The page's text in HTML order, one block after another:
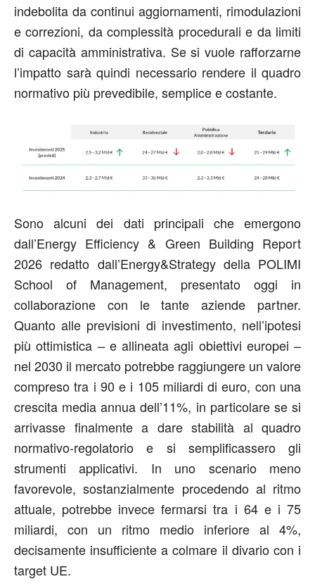
indebolita da continui aggiornamenti, rimodulazioni
e correzioni, da complessità procedurali e da limiti
di capacità amministrativa. Se si vuole rafforzarne
l’impatto sarà quindi necessario rendere il quadro
normativo più prevedibile, semplice e costante.
Sono alcuni dei dati principali che emergono
dall’Energy Efficiency & Green Building Report
2026 redatto dall’Energy&Strategy della POLIMI
School of Management, presentato oggi in
collaborazione con le tante aziende partner.
Quanto alle previsioni di investimento, nell’ipotesi
più ottimistica – e allineata agli obiettivi europei –
nel 2030 il mercato potrebbe raggiungere un valore
compreso tra i 90 e i 105 miliardi di euro, con una
crescita media annua dell’11%, in particolare se si
arrivasse finalmente a dare stabilità al quadro
normativo-regolatorio e si semplificassero gli
strumenti applicativi. In uno scenario meno
favorevole, sostanzialmente procedendo al ritmo
attuale, potrebbe invece fermarsi tra i 64 e i 75
miliardi, con un ritmo medio inferiore al 4%,
decisamente insufficiente a colmare il divario con i
target UE.